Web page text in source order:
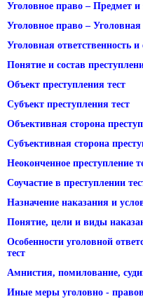
Уголовное право – Предмет и
Уголовное право – Уголовная
Уголовная ответственность и
Понятие и состав
Объект преступления тест
Субъект преступления тест
Объективная сторона
Субъективная сторона
Неоконченное преступление
Соучастие в преступлении
Назначение наказания и
Понятие, цели и виды
Особенности уголовной
тест
Амнистия, помилование,
Иные меры уголовно -